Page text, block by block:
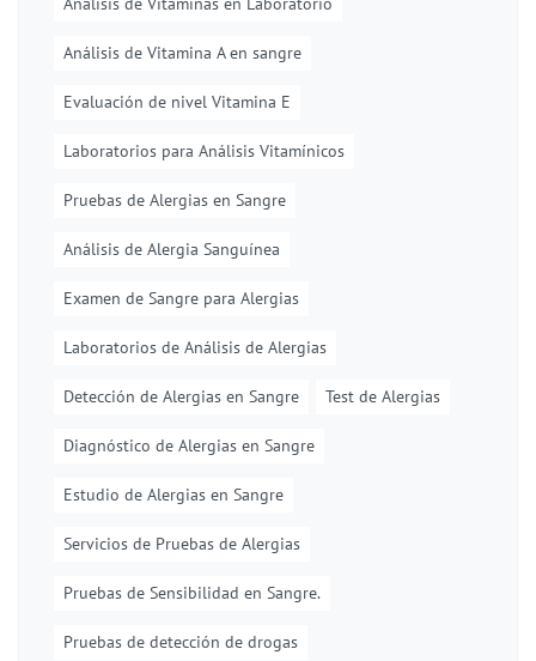
Análisis de Vitamina A en sangre
Evaluación de nivel Vitamina E
Laboratorios para Análisis Vitamínicos
Pruebas de Alergias en Sangre
Análisis de Alergia Sanguínea
Examen de Sangre para Alergias
Laboratorios de Análisis de Alergias
Detección de Alergias en Sangre Test de Alergias
Diagnóstico de Alergias en Sangre
Estudio de Alergias en Sangre
Servicios de Pruebas de Alergias
Pruebas de Sensibilidad en Sangre.
Pruebas de detección de drogas